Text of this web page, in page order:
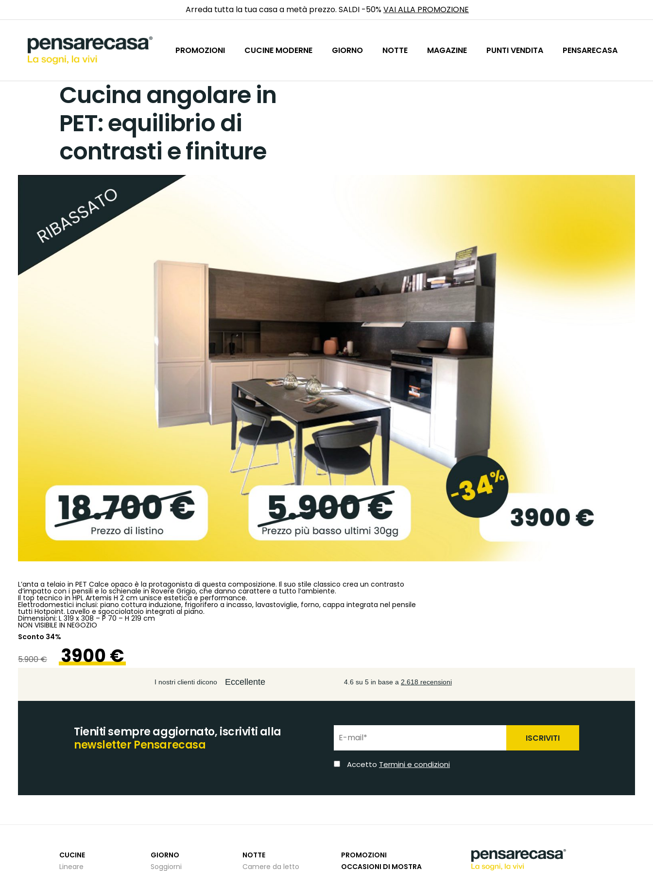
Arreda tutta la tua casa a metà prezzo. SALDI -50%VAI ALLA PROMOZIONE
PROMOZIONI CUCINE MODERNE GIORNO NOTTE MAGAZINE PUNTI VENDITA PENSARECASA
Cucina angolare in
PET: equilibrio di
contrasti e finiture
L’anta a telaio in PET Calce opaco è la protagonista di questa composizione. Il suo stile classico crea un contrasto
d’impatto con i pensili e lo schienale in Rovere Grigio, che danno carattere a tutto l’ambiente.
Il top tecnico in HPL Artemis H 2 cm unisce estetica e performance.
Elettrodomestici inclusi: piano cottura induzione, frigorifero a incasso, lavastoviglie, forno, cappa integrata nel pensile
tutti Hotpoint. Lavello e sgocciolatoio integrati al piano.
Dimensioni: L 319 x 308 – P 70 – H 219 cm
NON VISIBILE IN NEGOZIO
Sconto 34%
5.900 € 3900 €
Tieniti sempre aggiornato, iscriviti alla
newsletter Pensarecasa
ISCRIVITI
Accetto Termini e condizioni
CUCINE
Lineare
GIORNO
Soggiorni
NOTTE
Camere da letto
PROMOZIONI
OCCASIONI DI MOSTRA